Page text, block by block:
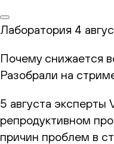
Лаборатория 4
Почему снижается
Разобрали на
5 августа эксперты
репродуктивном
причин проблем в